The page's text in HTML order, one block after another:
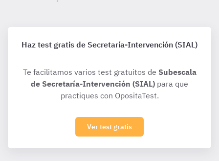
Haz test gratis de Secretaría-Intervención (SIAL)
Te facilitamos varios test gratuitos de Subescala
de Secretaría-Intervención (SIAL) para que
practiques con OpositaTest.
Ver test gratis